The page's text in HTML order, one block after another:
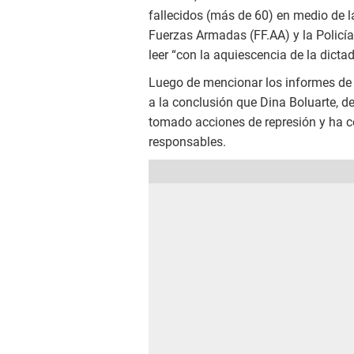
fallecidos (más de 60) en medio de
Fuerzas Armadas (FF.AA) y la
leer “con la aquiescencia de la
Luego de mencionar los informes
a la conclusión que Dina Boluarte,
tomado acciones de represión y ha
responsables.